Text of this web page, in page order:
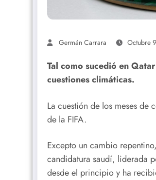
Germán Carrara Octubre
Tal como sucedió en
cuestiones climáticas.
La cuestión de los meses de
de la FIFA.
Excepto un cambio
candidatura saudí, liderada
desde el principio y ha